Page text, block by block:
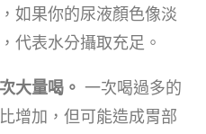
如果你的尿液顏色像淡
代表水分攝取充足。
大量喝。 一次喝過多的
增加，但可能造成胃部